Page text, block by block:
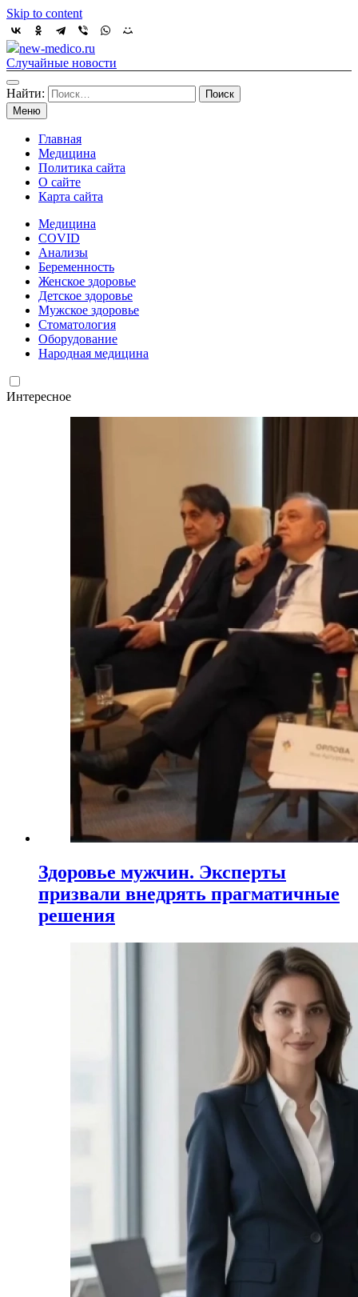
Skip to content
new-medico.ru
Случайные новости
Найти:
Меню
Главная
Медицина
Политика сайта
О сайте
Карта сайта
Медицина
COVID
Анализы
Беременность
Женское здоровье
Детское здоровье
Мужское здоровье
Стоматология
Оборудование
Народная медицина
Интересное
Здоровье мужчин. Эксперты
призвали внедрять прагматичные
решения